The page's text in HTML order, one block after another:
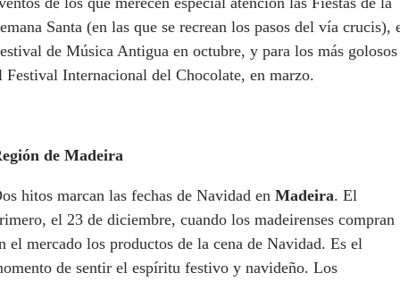
Santa (en las que se recrean los pasos del vía crucis),
de Música Antigua en octubre, y para los más golosos
Festival Internacional del Chocolate, en marzo.
de Madeira
hitos marcan las fechas de Navidad en Madeira. El
el 23 de diciembre, cuando los madeirenses compran
el mercado los productos de la cena de Navidad. Es el
de sentir el espíritu festivo y navideño. Los